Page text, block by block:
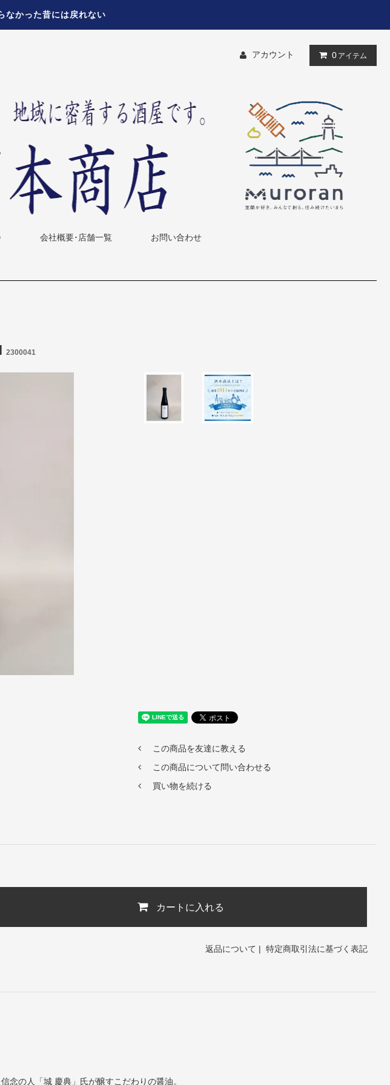
なかった昔には戻れない
アカウント 0 アイテム
会社概要･店舗一覧 お問い合わせ
2300041
この商品を友達に教える
この商品について問い合わせる
買い物を続ける
カートに入れる
返品について | 特定商取引法に基づく表記
念の人「城 慶典」氏が醸すこだわりの醤油。